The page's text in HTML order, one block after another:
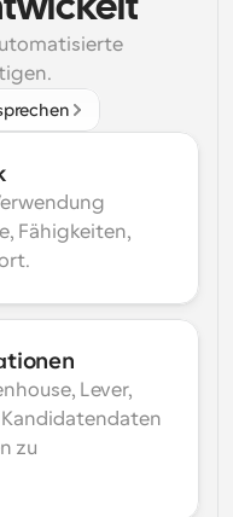
Fähigkeiten,
Lever,
zu